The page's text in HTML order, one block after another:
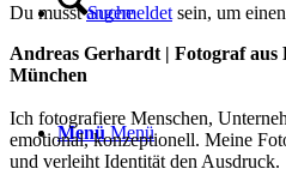
Suche
Menü Menü
Du musstangemeldet sein, um
Andreas Gerhardt | Fotograf
München
Ich fotografiere Menschen,
emotional, konzeptionell. Meine
und verleiht Identität den Ausdruck.